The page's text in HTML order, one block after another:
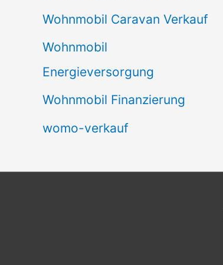
Wohnmobil Caravan Verkauf
Wohnmobil
Energieversorgung
Wohnmobil Finanzierung
womo-verkauf